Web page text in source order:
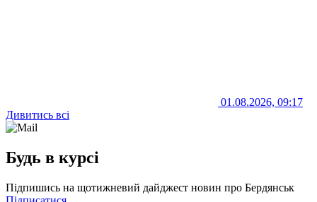
01.08.2026, 09:17
Дивитись всі
Будь в курсі
Підпишись на щотижневий дайджест новин про Бердянськ